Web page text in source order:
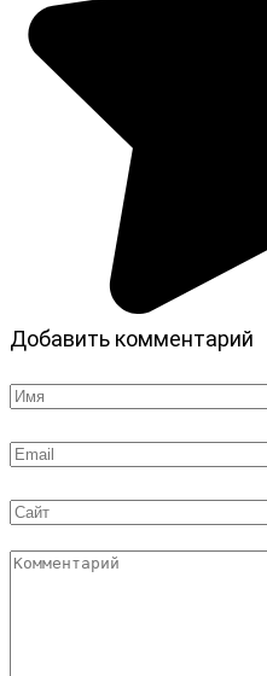
Добавить комментарий
Имя
Email
Сайт
Комментарий